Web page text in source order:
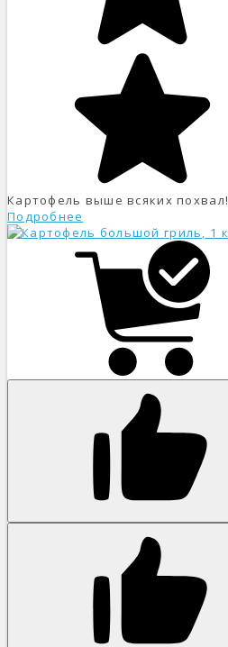
Картофель выше всяких
Подробнее